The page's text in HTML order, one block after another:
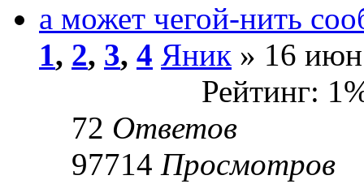
а может чегой-нить
1, 2, 3, 4 Яник » 16
Рейтинг:
72 Ответов
97714 Просмотров